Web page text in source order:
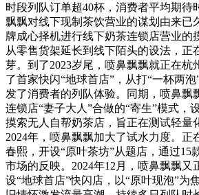
时段列队订单超40杯，消费者平均期
飘飘对线下现制茶饮营业的谋划由来已
牌成心择机进行线下奶茶连锁店营业的
从零售货架延长到线下陌头的设法，正
芽。到了2023岁尾，喷鼻飘飘就正在杭
了首家快闪“地球首店”，从打“一杯两
发了消费者的列队体验。同期，喷鼻飘
连锁店“妻子大人”合做的“寄生”模式，
摸索无人自帮奶茶店，旨正在测试轻量
2024年，喷鼻飘飘加大了试水力度。正
春熙，开设“原叶茶坊”从题店，通过15
市场的反映。2024年12月，喷鼻飘飘又
设“地球首店”快闪店，以“原叶现泡”为